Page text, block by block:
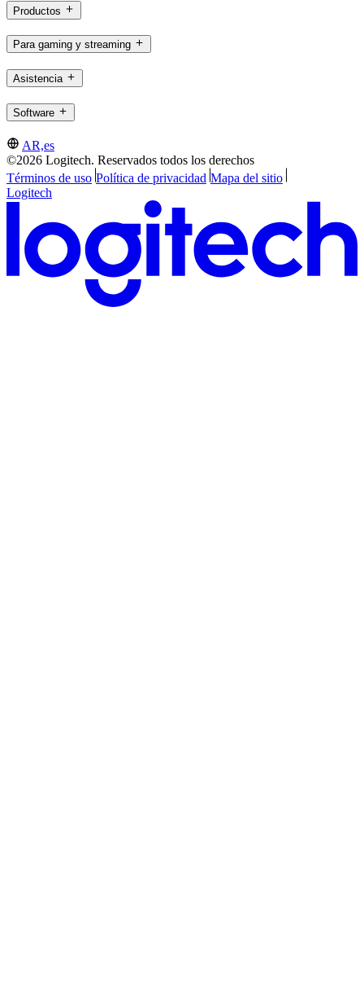
Productos
Para gaming y streaming
Asistencia
Software
AR,es
©2026 Logitech. Reservados todos los derechos
Términos de uso Política de privacidad Mapa del sitio
Logitech